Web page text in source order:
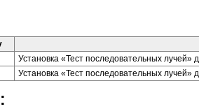
Установка «Тест последовательных лучей»
Установка «Тест последовательных